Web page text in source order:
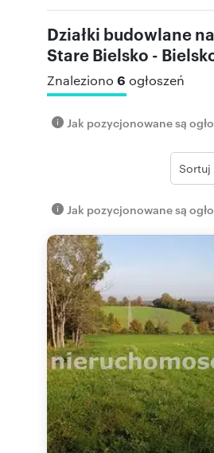
Działki budowlane
Stare Bielsko -
Znaleziono 6 ogłoszeń
Jak pozycjonowane są
Sortuj
Jak pozycjonowane są